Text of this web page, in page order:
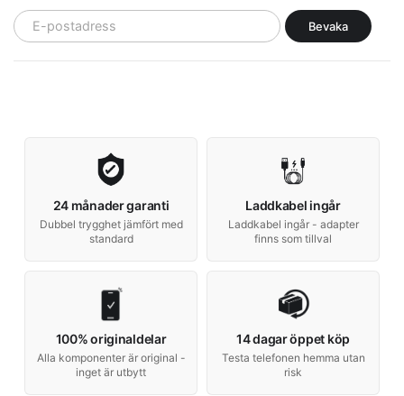
Bevaka
24 månader garanti
Dubbel trygghet jämfört med
standard
Laddkabel ingår
Laddkabel ingår - adapter
finns som tillval
100% originaldelar
Alla komponenter är original -
inget är utbytt
14 dagar öppet köp
Testa telefonen hemma utan
risk